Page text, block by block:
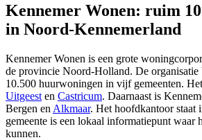
Kennemer Wonen: ruim
in Noord-Kennemerland
Kennemer Wonen is een grote
de provincie Noord-Holland. De organisatie
10.500 huurwoningen in vijf gemeenten.
Uitgeest en Castricum. Daarnaast is
Bergen en Alkmaar. Het hoofdkantoor staat
gemeente is een lokaal informatiepunt waar
kunnen.